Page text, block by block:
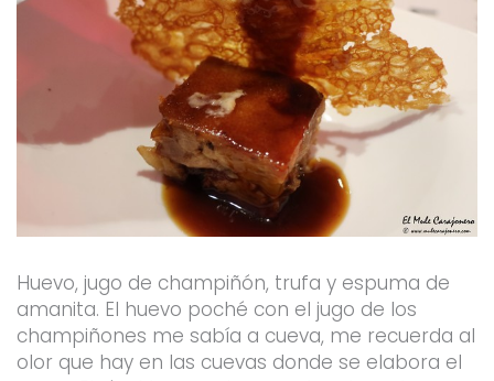
Huevo, jugo de champiñón, trufa y espuma de
amanita. El huevo poché con el jugo de los
champiñones me sabía a cueva, me recuerda al
olor que hay en las cuevas donde se elabora el